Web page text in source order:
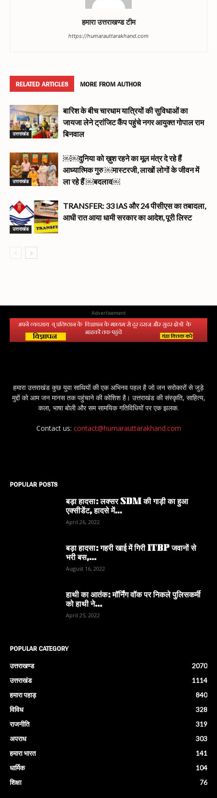
हमारा उत्तराखण्ड टीम
https://humarauttarakhand.com
RELATED ARTICLES MORE FROM AUTHOR
उत्तराखंड
बारिश के बीच चारधाम यात्रियों की सुविधाओं का
जायजा लेने ट्रांजिट कैंप पहुंचे नगर आयुक्त गोपाल राम
बिनवाल
उत्तराखंड
￼￼दुनिया को ख़ुश रहने का मूल मंत्र दे रहे हैं
आध्यात्मिक गुरु ￼मास्टरजी, लाखों लोगों के जीवन में
ला रहे हैं ￼बदलाव￼
उत्तराखंड
TRANSFER: 33 IAS और 24 पीसीएस का तबादला,
आधी रात आया धामी सरकार का आदेश, पूरी लिस्ट
Advertisement
हमारा उत्तराखंड कुछ युवा साथियों की एक अभिनव पहल है जो जन सरोकारों से जुड़े
मुद्दों को आम जन मानस तक पहुंचाने की कोशिश है। उत्तराखंड की संस्कृति, साहित्य,
कला, भाषा बोली और सम सामयिक गतिविधियों पर एक झलक.
Contact us: contact@humarauttarakhand.com
POPULAR POSTS
बड़ा हादसा: लक्सर SDM की गाड़ी का हुआ
एक्सीडेंट, हादसे में...
April 26, 2022
बड़ा हादसा: गहरी खाई में गिरी ITBP जवानों से
भरी बस,...
August 16, 2022
हाथी का आतंक: मॉर्निंग वॉक पर निकले पुलिसकर्मी
को हाथी ने...
April 25, 2022
POPULAR CATEGORY
उत्तराखण्ड
2070
उत्तराखंड
1114
हमारा पहाड़
840
विविध
328
राजनीति
319
अपराध
303
हमारा भारत
141
धार्मिक
104
शिक्षा
76